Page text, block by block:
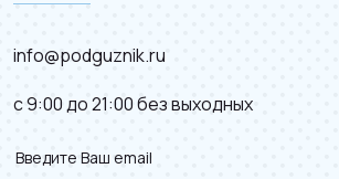
info@podguznik.ru
с 9:00 до 21:00 без выходных